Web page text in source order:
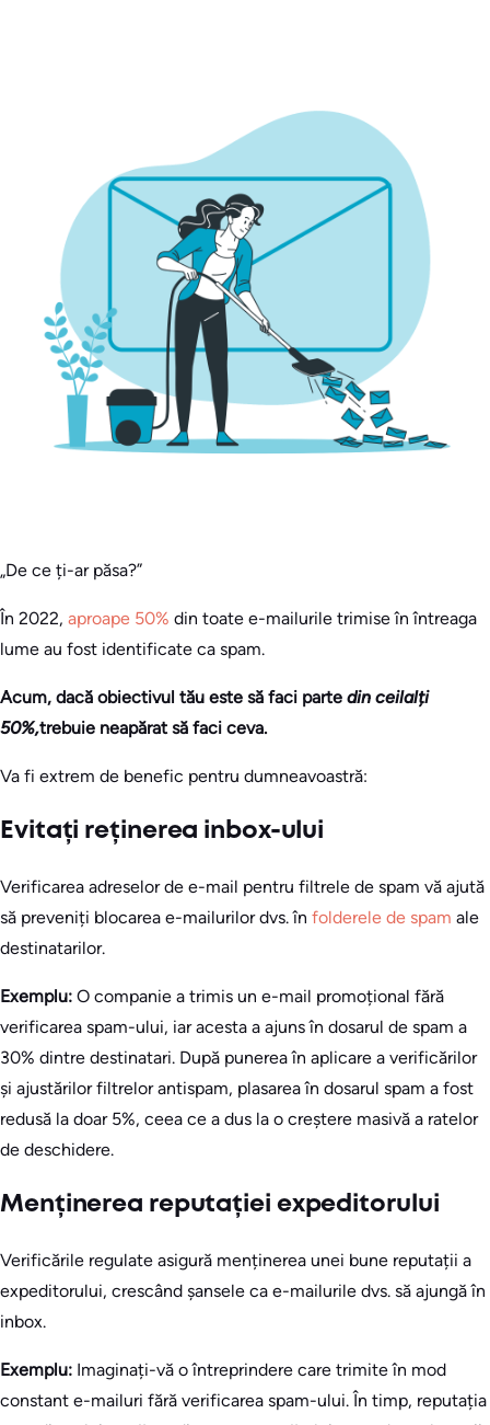
„De ce ți-ar păsa?”
În 2022, aproape 50% din toate e-mailurile trimise în întreaga
lume au fost identificate ca spam.
Acum, dacă obiectivul tău este să faci parte din ceilalți
50%,trebuie neapărat să faci ceva.
Va fi extrem de benefic pentru dumneavoastră:
Evitați reținerea inbox-ului
Verificarea adreselor de e-mail pentru filtrele de spam vă ajută
să preveniți blocarea e-mailurilor dvs. în folderele de spam ale
destinatarilor.
Exemplu: O companie a trimis un e-mail promoțional fără
verificarea spam-ului, iar acesta a ajuns în dosarul de spam a
30% dintre destinatari. După punerea în aplicare a verificărilor
și ajustărilor filtrelor antispam, plasarea în dosarul spam a fost
redusă la doar 5%, ceea ce a dus la o creștere masivă a ratelor
de deschidere.
Menținerea reputației expeditorului
Verificările regulate asigură menținerea unei bune reputații a
expeditorului, crescând șansele ca e-mailurile dvs. să ajungă în
inbox.
Exemplu: Imaginați-vă o întreprindere care trimite în mod
constant e-mailuri fără verificarea spam-ului. În timp, reputația